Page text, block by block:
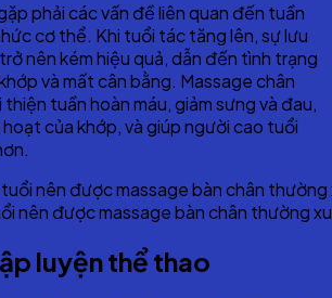
phải các vấn đề liên quan đến tuần
cơ thể. Khi tuổi tác tăng lên, sự lưu
nên kém hiệu quả, dẫn đến tình trạng
và mất cân bằng. Massage chân
tuần hoàn máu, giảm sưng và đau,
của khớp, và giúp người cao tuổi
nên được massage bàn chân thường
luyện thể thao